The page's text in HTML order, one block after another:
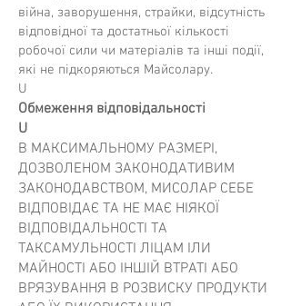
війна, заворушення, страйки, відсутність
відповідної та достатньої кількості
робочої сили чи матеріалів та інші події,
які не підкоряються Майсолару.
U
Обмеження відповідальності
U
В МАКСИМАЛЬНОМУ РАЗМЕРІ,
ДОЗВОЛЕНОМ ЗАКОНОДАТИВИМ
ЗАКОНОДАВСТВОМ, МИСОЛАР СЕБЕ
ВІДПОВІДАЄ ТА НЕ МАЄ НІЯКОЇ
ВІДПОВІДАЛЬНОСТІ ТА
ТАКСАМУЛЬНОСТІ ЛІЦАМ ІЛИ
МАЙНОСТІ АБО ІНШІЙ ВТРАТІ АБО
ВРЯЗУВАННЯ В РОЗВИСКУ ПРОДУКТИ